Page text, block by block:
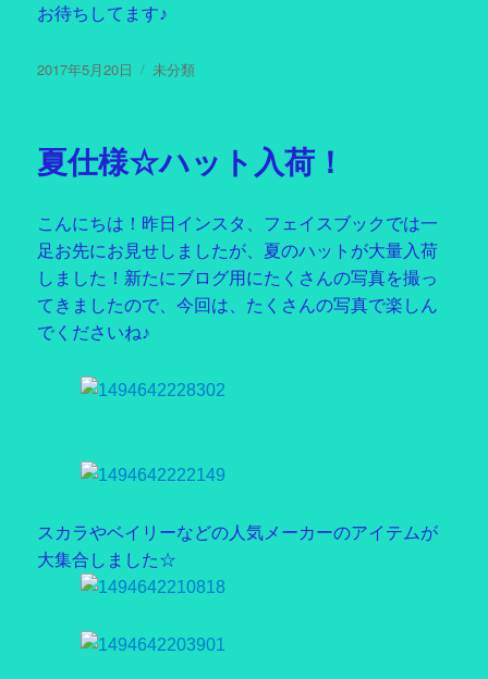
お待ちしてます♪
投
2017年5月20日
カ
ー
未分類
夏仕様☆ハット入荷！
こんにちは！昨日インスタ、フェイスブックでは一
足お先にお見せしましたが、夏のハットが大量入荷
しました！新たにブログ用にたくさんの写真を撮っ
てきましたので、今回は、たくさんの写真で楽しん
でくださいね♪
スカラやベイリーなどの人気メーカーのアイテムが
大集合しました☆